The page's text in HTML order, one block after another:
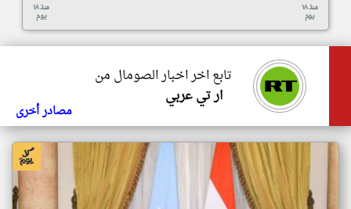
منذ ١٨
يوم
منذ ١٨
يوم
تابع اخر اخبار الصومال من
ار تي عربي
مصادر أخرى